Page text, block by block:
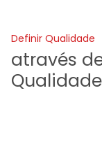
Definir Qualidade
através
Qualidade